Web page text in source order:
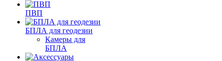
ПВП
БПЛА для геодезии
Камеры для
БПЛА